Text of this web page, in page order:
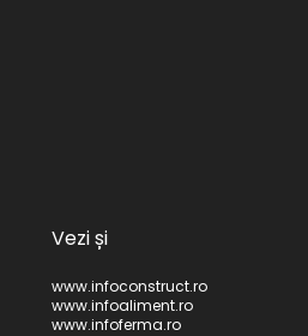
Vezi și
www.infoconstruct.ro
www.infoaliment.ro
www.infoferma.ro